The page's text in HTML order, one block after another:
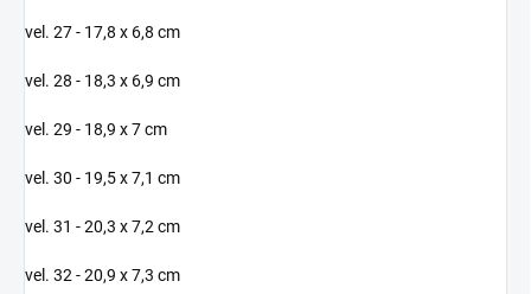
vel. 27 - 17,8 x 6,8 cm
vel. 28 - 18,3 x 6,9 cm
vel. 29 - 18,9 x 7 cm
vel. 30 - 19,5 x 7,1 cm
vel. 31 - 20,3 x 7,2 cm
vel. 32 - 20,9 x 7,3 cm